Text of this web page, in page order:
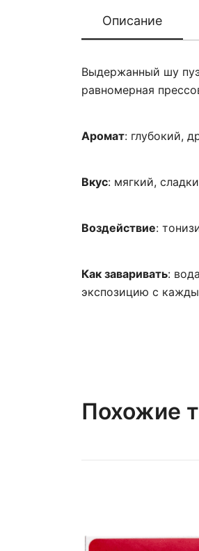
Описание
Выдержанный шу
равномерная
Аромат: глубокий,
Вкус: мягкий,
Воздействие:
Как заваривать:
экспозицию с
Похожие